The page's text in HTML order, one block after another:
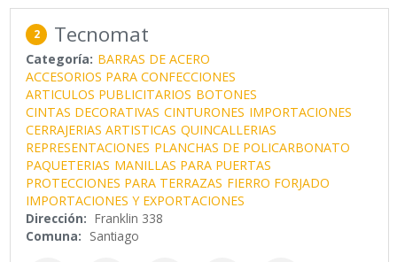
2 Tecnomat
Categoría: BARRAS DE ACERO
ACCESORIOS PARA CONFECCIONES
ARTICULOS PUBLICITARIOS BOTONES
CINTAS DECORATIVAS CINTURONES IMPORTACIONES
CERRAJERIAS ARTISTICAS QUINCALLERIAS
REPRESENTACIONES PLANCHAS DE POLICARBONATO
PAQUETERIAS MANILLAS PARA PUERTAS
PROTECCIONES PARA TERRAZAS FIERRO FORJADO
IMPORTACIONES Y EXPORTACIONES
Dirección: Franklin 338
Comuna: Santiago